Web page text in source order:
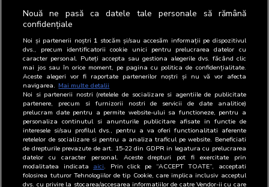
Nouă ne pasă ca datele tale personale să rămână
confidențiale
Noi și partenerii noștri 1 stocăm și/sau accesăm informații pe dispozitivul
dvs., precum identificatorii cookie unici pentru prelucrarea datelor cu
caracter personal. Puteți accepta sau gestiona alegerile dvs. făcând clic
mai jos sau în orice moment, pe pagina cu politica de confidențialitate.
Aceste alegeri vor fi raportate partenerilor noștri și nu vă vor afecta
navigarea. Mai multe detalii
Noi si partenerii nostri (retelele de socializare si agentiile de publicitate
partenere, precum si furnizorii nostri de servicii de date analitice)
prelucram date pentru a permite website-ului sa functioneze, pentru a
personaliza continutul si anunturile publicitare afisate in functie de
interesele si/sau profilul dvs., pentru a va oferi functionalitati aferente
retelelor de socializare si pentru a analiza traficul pe website. Beneficiati
de drepturile prevazute de art. 15-22 din GDPR in legatura cu prelucrarea
datelor cu caracter personal. Aceste drepturi pot fi exercitate prin
modalitatea indicata aici. Prin click pe “ACCEPT TOATE”, acceptati
folosirea tuturor Tehnologiilor de tip Cookie, care implica inclusiv acceptul
dvs. cu privire la stocarea/accesarea informatiilor de catre Vendor-ii cu care